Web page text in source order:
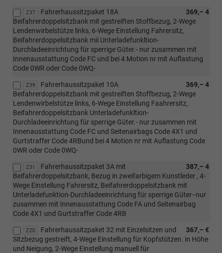
Z37 369,– 4
Fahrerhaussitzpaket 18A
Beifahrerdoppelsitzbank mit gestreiften Stoffbezug, 2-Wege
Lendenwirbelstütze links, 6-Wege Einstellung Fahrersitz,
Beifahrerdoppelsitzbank mii Unterladefunkltion-
Durchladeeinrichtung für sperrige Güter.- nur zusammen mit
Innenausstattung Code FC und bei 4 Motion nr mit Auflastung
Code 0WR oder Code 0WQ-
Z39 369,– 4
Fahrerhaussitzpaket 10A
Beifahrerdoppelsitzbank mit gestreiften Stoffbezug, 2-Wege
Lendenwirbelstütze links, 6-Wege Einstellung Faahrersitz,
Beifahrerdoppelsitzbank Unterladefunkltion-
Durchladeeinrichtung für sperrige Güter.- nur zusammen mit
Innenausstattung Code FC und Seitenairbags Code 4X1 und
Gurtstraffer Code 4RBund bei 4 Motion nr mit Auflastung Code
0WR oder Code 0WQ-
Z31 387,– 4
Fahrerhaussitzpaket 3A mit
Beifahrerdoppelsitzbank, Bezug in zweifarbigem Kunstleder , 4-
Wege Einstellung Fahrersitz, Beifahrerdoppelsitzbank mit
Unterladefunktion-Durchladeeinrichtung für sperrige Güter--nur
zusammen mit Innenausstattung Code FA und Seitenairbag
Code 4X1 und Gurtstraffer Code 4RB
Z20 367,– €
Fahrerhaussitzpaket 32 mit Einzelsitzen und
Sitzbezug gestreift, 4-Wege Einstellung für Kopfstützen. in Höhe
und Neigung, 2-Wege Einstellung manuell für